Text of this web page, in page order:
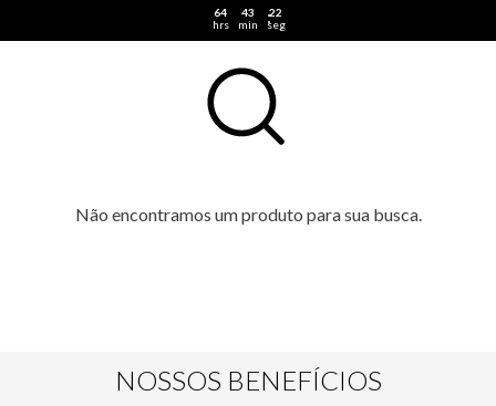
64
hrs
43
min
22
seg
Não encontramos um produto para sua busca.
NOSSOS BENEFÍCIOS